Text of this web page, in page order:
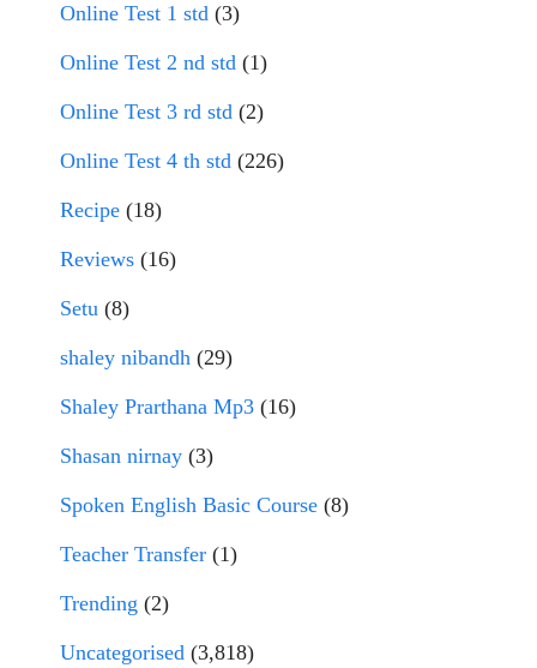
Online Test 1 std (3)
Online Test 2 nd std (1)
Online Test 3 rd std (2)
Online Test 4 th std (226)
Recipe (18)
Reviews (16)
Setu (8)
shaley nibandh (29)
Shaley Prarthana Mp3 (16)
Shasan nirnay (3)
Spoken English Basic Course (8)
Teacher Transfer (1)
Trending (2)
Uncategorised (3,818)